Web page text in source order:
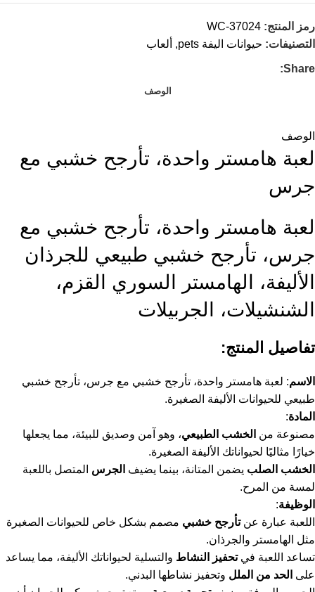
رمز المنتج: WC-37024
التصنيفات: حيوانات اليفة pets , ألعاب
Share:
الوصف
الوصف
لعبة هامستر واحدة، تأرجح خشبي مع
جرس
لعبة هامستر واحدة، تأرجح خشبي مع
جرس، تأرجح خشبي طبيعي للجرذان
الأليفة، الهامستر السوري القزم،
الشنشيلات، الجربيلات
تفاصيل المنتج:
الاسم: لعبة هامستر واحدة، تأرجح خشبي مع جرس، تأرجح خشبي
طبيعي للحيوانات الأليفة الصغيرة.
المادة:
مصنوعة من الخشب الطبيعي، وهو آمن وصديق للبيئة، مما يجعلها
خيارًا مثاليًا لحيواناتك الأليفة الصغيرة.
الخشب الصلب يضمن المتانة، بينما يضيف الجرس المتصل باللعبة
لمسة من المرح.
الوظيفة:
اللعبة عبارة عنتأرجح خشبي مصمم بشكل خاص للحيوانات الصغيرة
مثل الهامستر والجرذان.
تساعد اللعبة فيتحفيز النشاط والتسلية لحيواناتك الأليفة، مما يساعد
على الحد من الملل وتحفيز نشاطها البدني.